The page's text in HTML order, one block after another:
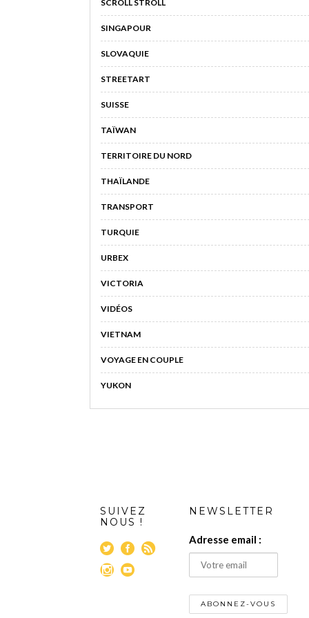
SCROLL STROLL
SINGAPOUR
SLOVAQUIE
STREETART
SUISSE
TAÏWAN
TERRITOIRE DU NORD
THAÏLANDE
TRANSPORT
TURQUIE
URBEX
VICTORIA
VIDÉOS
VIETNAM
VOYAGE EN COUPLE
YUKON
SUIVEZ
NOUS !
NEWSLETTER
Adresse email :